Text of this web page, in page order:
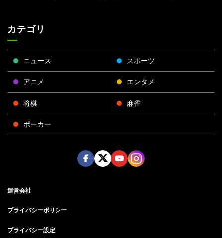
カテゴリ
ニュース スポーツ
アニメ エンタメ
将棋 麻雀
ポーカー
運営会社
プライバシーポリシー
プライバシー設定